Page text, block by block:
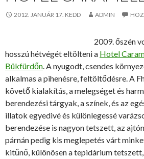
2012. JANUÁR 17. KEDD ADMIN
2009. őszén
hosszú hétvégét eltölteni a Hotel
Bükfürdőn. A nyugodt, csendes
alkalmas a pihenésre, feltöltődésre. A
követő kialakítás, a melegséget és
berendezési tárgyak, a színek, és az
illatok egyedivé és különlegessé
berendezése is nagyon tetszett, az
párnán pedig kis meglepetés várt
kitűnő, különösen a tepidárium